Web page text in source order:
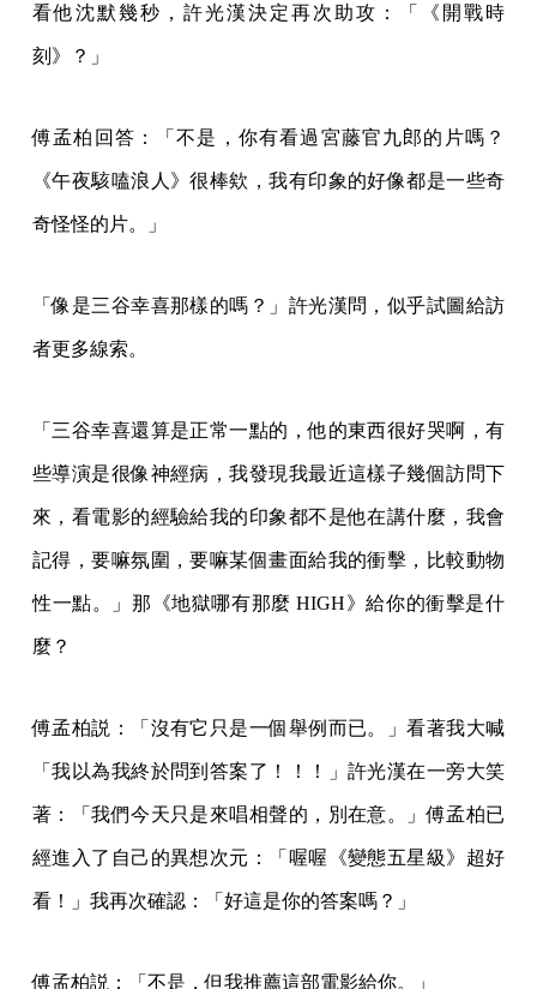
看他沈默幾秒，許光漢決定再次助攻：「《開戰時
刻》？」
傅孟柏回答：「不是，你有看過宮藤官九郎的片嗎？
《午夜駭嗑浪人》很棒欸，我有印象的好像都是一些奇
奇怪怪的片。」
「像是三谷幸喜那樣的嗎？」許光漢問，似乎試圖給訪
者更多線索。
「三谷幸喜還算是正常一點的，他的東西很好哭啊，有
些導演是很像神經病，我發現我最近這樣子幾個訪問下
來，看電影的經驗給我的印象都不是他在講什麼，我會
記得，要嘛氛圍，要嘛某個畫面給我的衝擊，比較動物
性一點。」那《地獄哪有那麼 HIGH》給你的衝擊是什
麼？
傅孟柏説：「沒有它只是一個舉例而已。」看著我大喊
「我以為我終於問到答案了！！！」許光漢在一旁大笑
著：「我們今天只是來唱相聲的，別在意。」傅孟柏已
經進入了自己的異想次元：「喔喔《變態五星級》超好
看！」我再次確認：「好這是你的答案嗎？」
傅孟柏説：「不是，但我推薦這部電影給你。」